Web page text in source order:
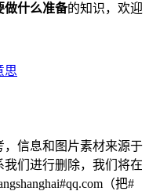
做什么准备的知识，欢迎
思
信息和图片素材来源于
们进行删除，我们将在
（把#